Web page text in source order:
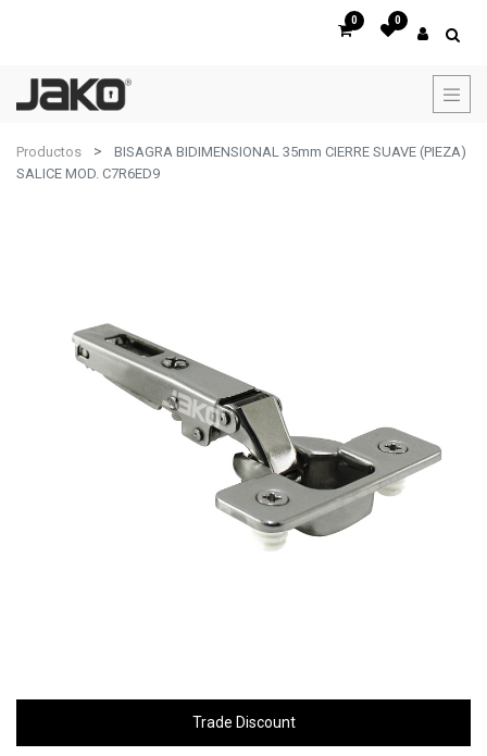
0 0
Productos
BISAGRA BIDIMENSIONAL 35mm CIERRE SUAVE (PIEZA)
SALICE MOD. C7R6ED9
Trade Discount